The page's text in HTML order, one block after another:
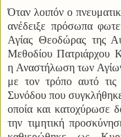
Όταν λοιπόν ο
ανέδειξε πρόσωπα
Αγίας Θεοδώρας της
Μεθοδίου Πατριάρχου
η Αναστήλωση των
με τον τρόπο αυτό τις
Συνόδου που
οποία και κατοχύρωσε
την τιμητική